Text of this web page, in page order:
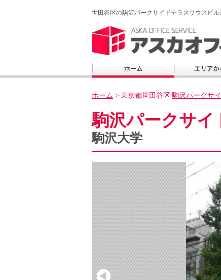
世田谷区の駒沢パークサイドテラスサウスビル
ホーム > 東京都世田谷区 駒沢パークサ
駒沢パークサ
駒沢大学